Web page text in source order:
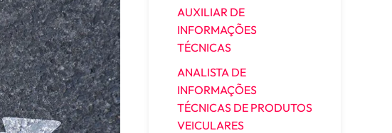
AUXILIAR DE
INFORMAÇÕES
TÉCNICAS
ANALISTA DE
INFORMAÇÕES
TÉCNICAS DE PRODUTOS
VEICULARES